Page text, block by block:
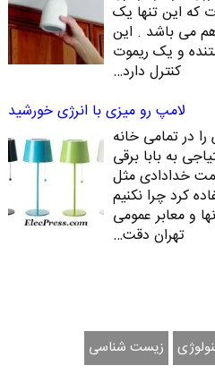
که این تنها یک
می باشد . این
و یک ریموت
کنترل دارد…
لامپ رو میزی با انرژی خورشید
در تمامی خانه
به بابا برقی
خدادادی مثل
کرد چرا نکنیم
و معابر عمومی
تهران دقت…
زیست شناسی